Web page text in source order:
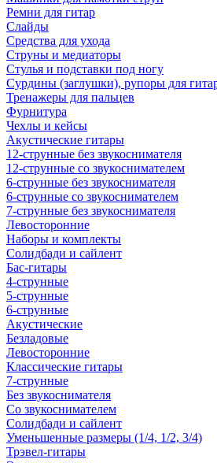
Ремни для гитар
Слайды
Средства для ухода
Струны и медиаторы
Стулья и подставки под ногу
Сурдины (заглушки), рупоры для
Тренажеры для пальцев
Фурнитура
Чехлы и кейсы
Акустические гитары
12-струнные без звукоснимателя
12-струнные со звукоснимателем
6-струнные без звукоснимателя
6-струнные со звукоснимателем
7-струнные без звукоснимателя
Левосторонние
Наборы и комплекты
Солидбади и сайлент
Бас-гитары
4-струнные
5-струнные
6-струнные
Акустические
Безладовые
Левосторонние
Классические гитары
7-струнные
Без звукоснимателя
Со звукоснимателем
Солидбади и сайлент
Уменьшенные размеры (1/4, 1/2, 3/4)
Трэвел-гитары